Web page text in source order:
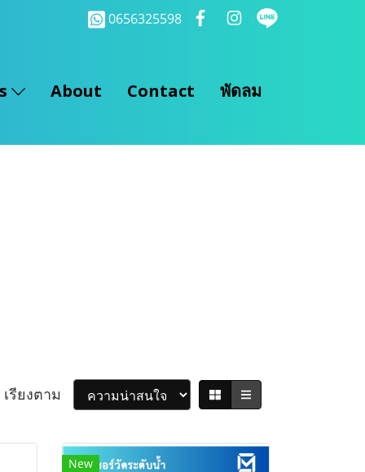
0656325598
About Contact พัดลม
เรียงตาม
New